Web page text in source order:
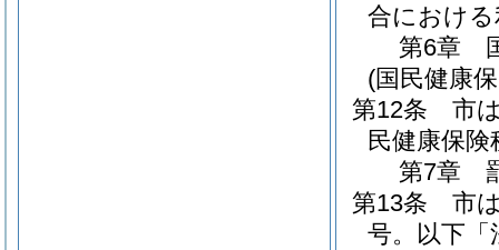
合におけ
第6章
(国民健康
第12条
市
民健康保
第7章
第13条
市
号。以下「